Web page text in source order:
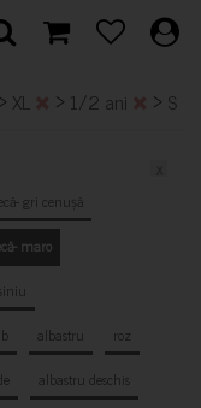
> XL > 1/2 ani > S
gri cenușă
maro
albastru
roz
albastru deschis